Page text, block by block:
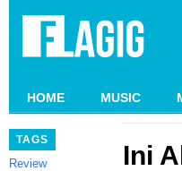
HOME MUSIC
TAGS
Review
Ini